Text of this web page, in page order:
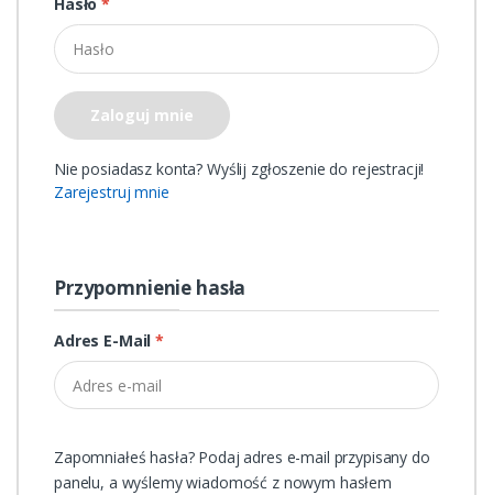
Zaloguj mnie
Nie posiadasz konta? Wyślij zgłoszenie do rejestracji!
Zarejestruj mnie
Przypomnienie hasła
Adres E-Mail*
Zapomniałeś hasła? Podaj adres e-mail przypisany do
panelu, a wyślemy wiadomość z nowym hasłem